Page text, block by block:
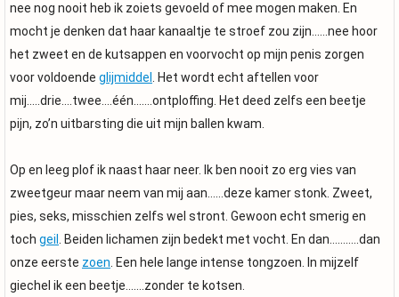
nee nog nooit heb ik zoiets gevoeld of mee mogen maken. En
mocht je denken dat haar kanaaltje te stroef zou zijn……nee hoor
het zweet en de kutsappen en voorvocht op mijn penis zorgen
voor voldoende glijmiddel
. Het wordt echt aftellen voor
mij…..drie….twee….één…….ontploffing. Het deed zelfs een beetje
pijn, zo’n uitbarsting die uit mijn ballen kwam.
Op en leeg plof ik naast haar neer. Ik ben nooit zo erg vies van
zweetgeur maar neem van mij aan……deze kamer stonk. Zweet,
pies, seks, misschien zelfs wel stront. Gewoon echt smerig en
toch geil
. Beiden lichamen zijn bedekt met vocht. En dan………..dan
onze eerste zoen . Een hele lange intense tongzoen. In mijzelf
giechel ik een beetje…….zonder te kotsen.